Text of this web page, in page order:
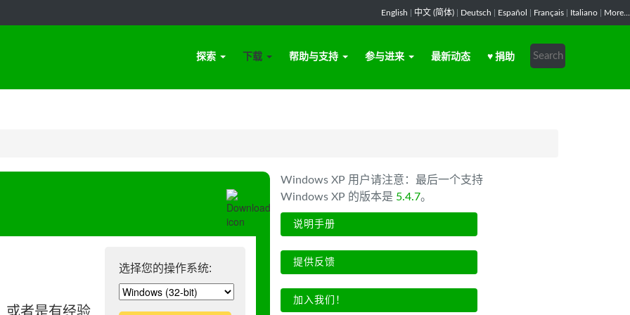
English 中文 (简体) Deutsch Español Français Italiano More...
探索 下载 帮助与支持 参与进来 最新动态 ♥ 捐助
选择您的操作系统:
或者是有经验
Windows XP 用户请注意：最后一个支持
Windows XP 的版本是 5.4.7。
说明手册
提供反馈
加入我们！